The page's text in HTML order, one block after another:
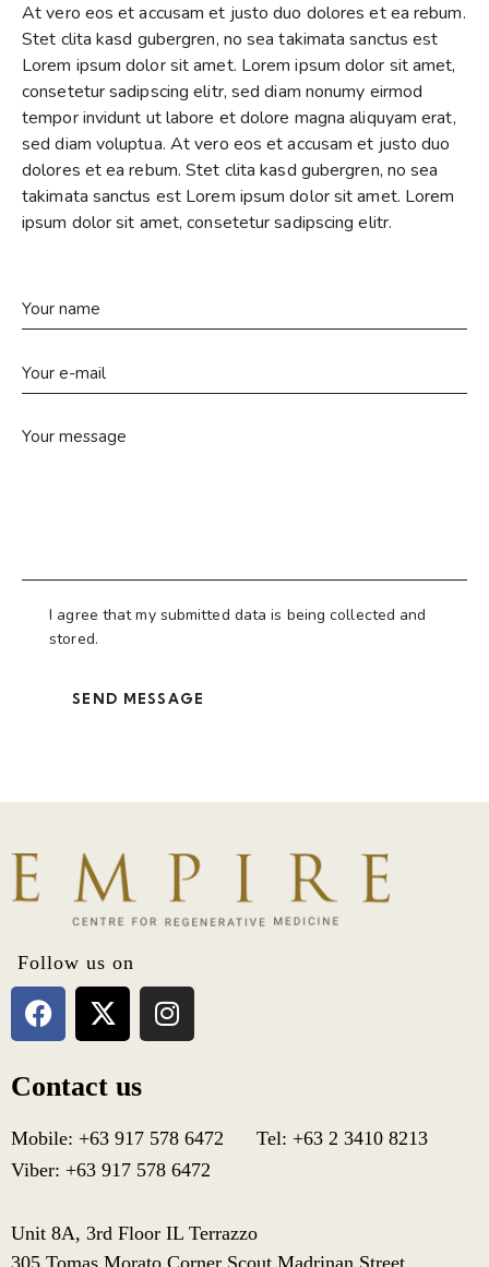
At vero eos et accusam et justo duo dolores et ea rebum.
Stet clita kasd gubergren, no sea takimata sanctus est
Lorem ipsum dolor sit amet. Lorem ipsum dolor sit amet,
consetetur sadipscing elitr, sed diam nonumy eirmod
tempor invidunt ut labore et dolore magna aliquyam erat,
sed diam voluptua. At vero eos et accusam et justo duo
dolores et ea rebum. Stet clita kasd gubergren, no sea
takimata sanctus est Lorem ipsum dolor sit amet. Lorem
ipsum dolor sit amet, consetetur sadipscing elitr.
I agree that my submitted data is being collected and
stored.
SEND MESSAGE
Follow us on
Contact us
Mobile: +63 917 578 6472 Tel: +63 2 3410 8213
Viber: +63 917 578 6472
Unit 8A, 3rd Floor IL Terrazzo